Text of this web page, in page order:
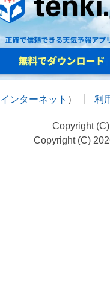
ンターネット ） 利
Copyright
Copyright (C)